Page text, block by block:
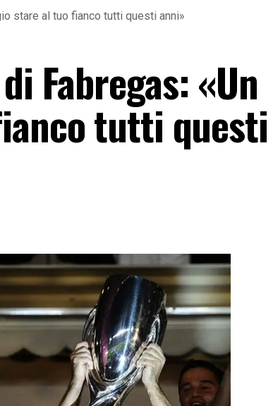
stare al tuo fianco tutti questi anni»
Fabregas: «Un
tutti questi